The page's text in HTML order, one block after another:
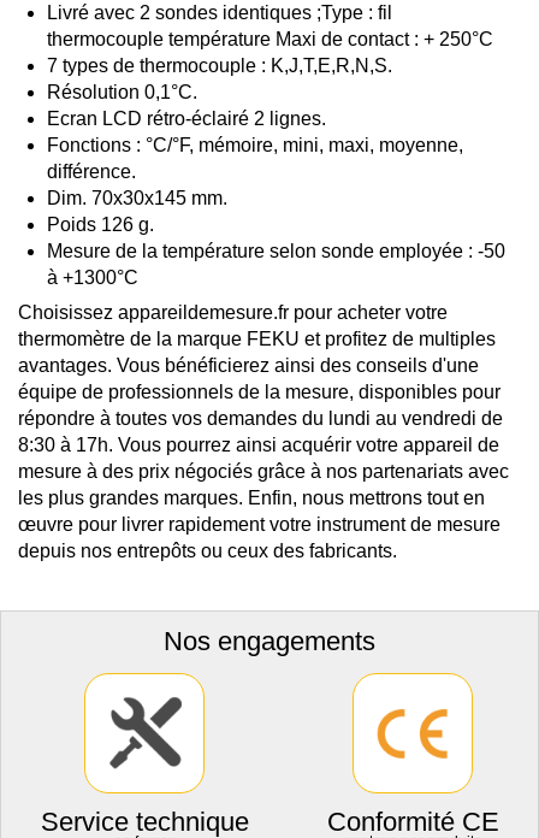
Livré avec 2 sondes identiques ;Type : fil
thermocouple température Maxi de contact : + 250°C
7 types de thermocouple : K,J,T,E,R,N,S.
Résolution 0,1°C.
Ecran LCD rétro-éclairé 2 lignes.
Fonctions : °C/°F, mémoire, mini, maxi, moyenne,
différence.
Dim. 70x30x145 mm.
Poids 126 g.
Mesure de la température selon sonde employée : -50
à +1300°C
Choisissez appareildemesure.fr pour acheter votre
thermomètre de la marque FEKU et profitez de multiples
avantages. Vous bénéficierez ainsi des conseils d'une
équipe de professionnels de la mesure, disponibles pour
répondre à toutes vos demandes du lundi au vendredi de
8:30 à 17h. Vous pourrez ainsi acquérir votre appareil de
mesure à des prix négociés grâce à nos partenariats avec
les plus grandes marques. Enfin, nous mettrons tout en
œuvre pour livrer rapidement votre instrument de mesure
depuis nos entrepôts ou ceux des fabricants.
Nos engagements
Service technique Conformité CE